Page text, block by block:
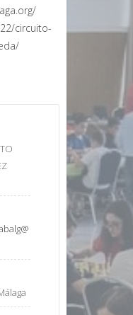
circuito-